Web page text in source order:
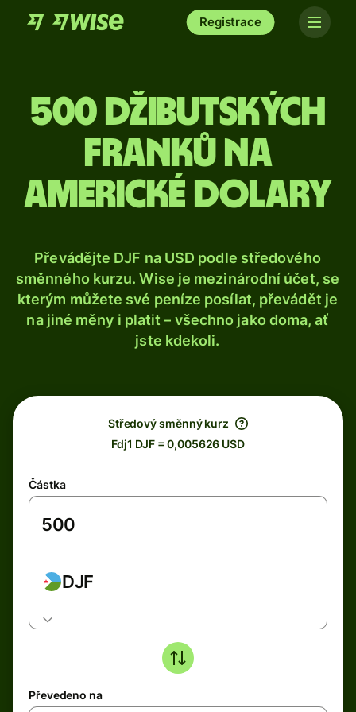
Registrace
500 džibutských
franků na
americké dolary
Převádějte DJF na USD podle středového
směnného kurzu. Wise je mezinárodní účet, se
kterým můžete své peníze posílat, převádět je
na jiné měny i platit – všechno jako doma, ať
jste kdekoli.
Středový směnný kurz
Fdj1 DJF = 0,005626 USD
Částka
DJF
Převedeno na